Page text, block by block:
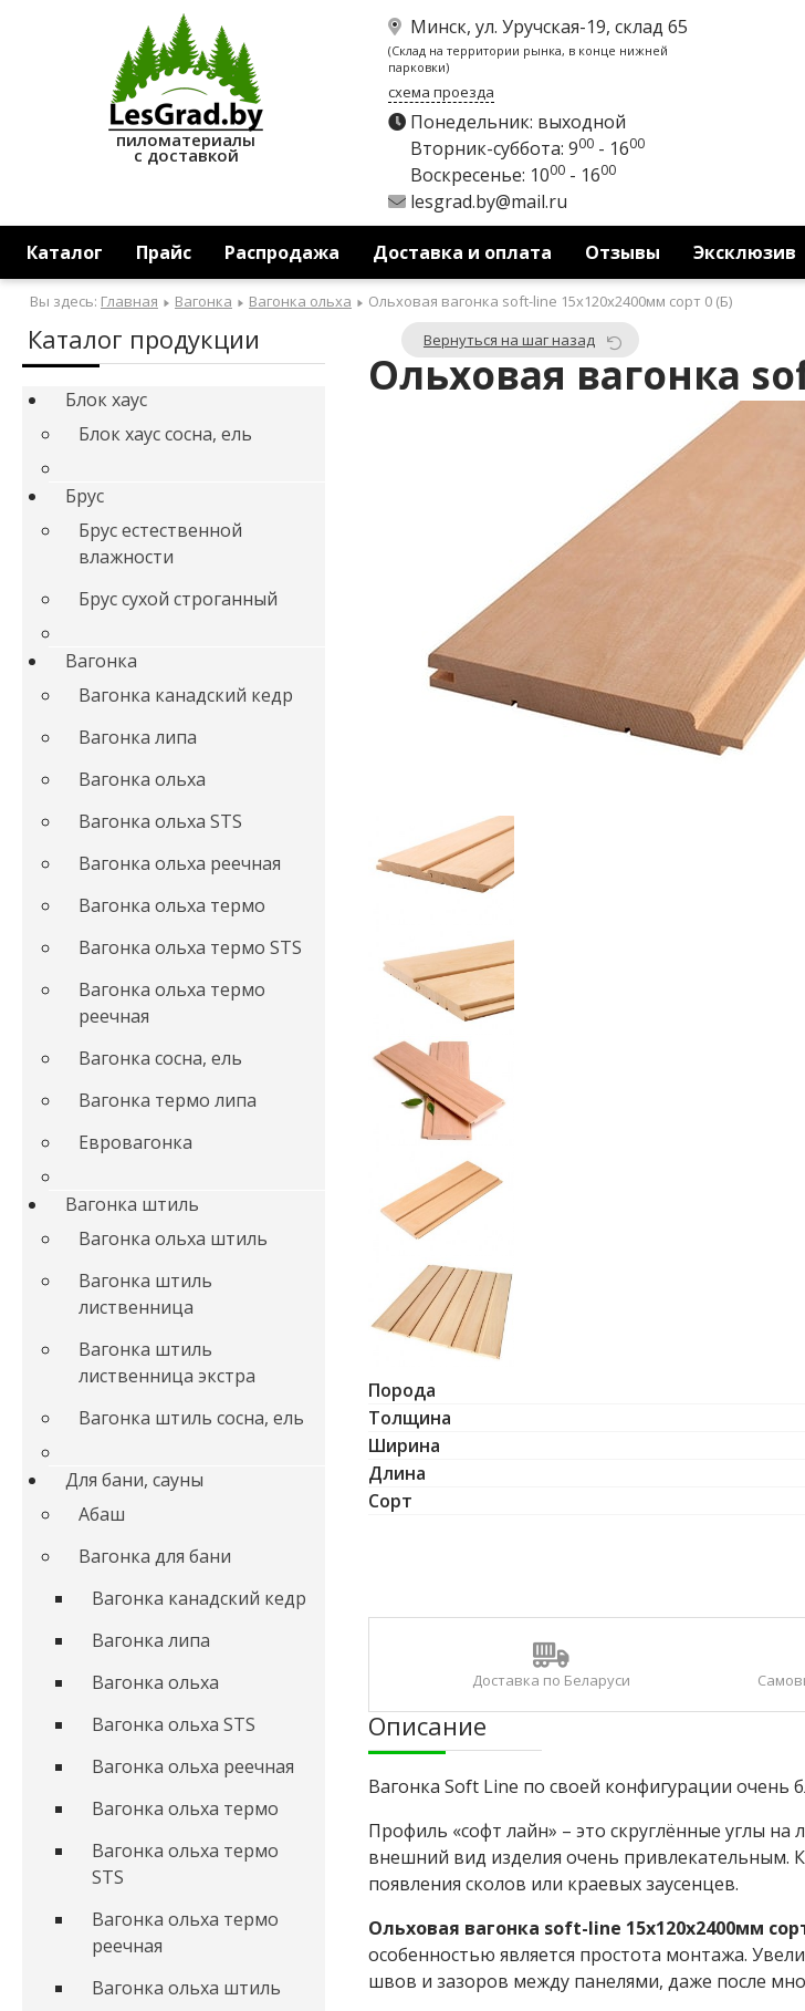
пиломатериалы
с доставкой
Минск, ул. Уручская-19, склад 65
(Склад на территории рынка, в конце нижней
парковки)
схема проезда
Понедельник: выходной
Вторник-суббота: 900 - 1600
Воскресенье: 1000 - 1600
lesgrad.by@mail.ru
Каталог Прайс Распродажа Доставка и оплата Отзывы Эксклюзив
Вы здесь: Главная Вагонка Вагонка ольха Ольховая вагонка soft-line 15x120x2400мм сорт 0 (Б)
Каталог продукции
Блок хаус
Блок хаус сосна, ель
Брус
Брус естественной
влажности
Брус сухой строганный
Вагонка
Вагонка канадский кедр
Вагонка липа
Вагонка ольха
Вагонка ольха STS
Вагонка ольха реечная
Вагонка ольха термо
Вагонка ольха термо STS
Вагонка ольха термо
реечная
Вагонка сосна, ель
Вагонка термо липа
Евровагонка
Вагонка штиль
Вагонка ольха штиль
Вагонка штиль
лиственница
Вагонка штиль
лиственница экстра
Вагонка штиль сосна, ель
Для бани, сауны
Абаш
Вагонка для бани
Вагонка канадский кедр
Вагонка липа
Вагонка ольха
Вагонка ольха STS
Вагонка ольха реечная
Вагонка ольха термо
Вагонка ольха термо
STS
Вагонка ольха термо
реечная
Вагонка ольха штиль
Вернуться на шаг назад
Ольховая вагонка
Порода
Толщина
Ширина
Длина
Сорт
Доставка по Беларуси
Описание
Вагонка Soft Line по своей конфигурации очень
Профиль «софт лайн» – это скруглённые углы
внешний вид изделия очень привлекательным.
появления сколов или краевых заусенцев.
Ольховая вагонка soft-line 15x120x2400мм
особенностью является простота монтажа.
швов и зазоров между панелями, даже после